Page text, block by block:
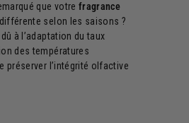
que votre fragrance
selon les saisons ?
à l’adaptation du taux
des températures
préserver l’intégrité olfactive